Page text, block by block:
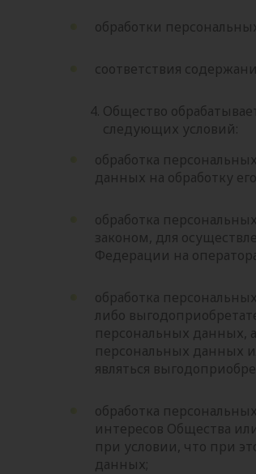
обработки
соответствия
Общество
следующих условий:
обработка
данных на обработку
обработка
законом, для
Федерации на
обработка
либо
персональных данных,
персональных данных
являться
обработка
интересов Общества
при условии, что при
данных;